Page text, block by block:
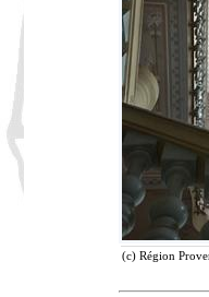
(c) Région